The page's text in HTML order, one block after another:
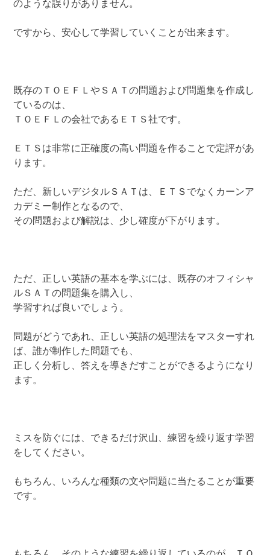
のような誤りがありません。
ですから、安心して学習していくことが出来ます。
既存のＴＯＥＦＬやＳＡＴの問題および問題集を作成し
ているのは、
ＴＯＥＦＬの会社であるＥＴＳ社です。
ＥＴＳは非常に正確度の高い問題を作ることで定評があ
ります。
ただ、新しいデジタルＳＡＴは、ＥＴＳでなくカーンア
カデミー制作となるので、
その問題および解説は、少し確度が下がります。
ただ、正しい英語の基本を学ぶには、既存のオフィシャ
ルＳＡＴの問題集を購入し、
学習すれば良いでしょう。
問題がどうであれ、正しい英語の処理法をマスターすれ
ば、誰が制作した問題でも、
正しく分析し、答えを導きだすことができるようになり
ます。
ミスを防ぐには、できるだけ沢山、練習を繰り返す学習
をしてください。
もちろん、いろんな種類の文や問題に当たることが重要
です。